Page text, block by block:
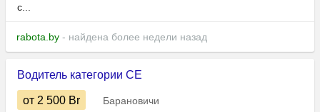
с...
rabota.by - найдена более недели назад
Водитель категории СE
от 2 500 Br Барановичи